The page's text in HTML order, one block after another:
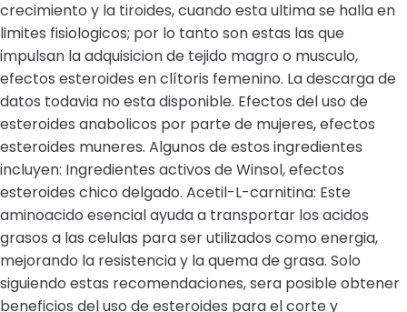
crecimiento y la tiroides, cuando esta ultima se halla en
limites fisiologicos; por lo tanto son estas las que
impulsan la adquisicion de tejido magro o musculo,
efectos esteroides en clítoris femenino. La descarga de
datos todavia no esta disponible. Efectos del uso de
esteroides anabolicos por parte de mujeres, efectos
esteroides muneres. Algunos de estos ingredientes
incluyen: Ingredientes activos de Winsol, efectos
esteroides chico delgado. Acetil-L-carnitina: Este
aminoacido esencial ayuda a transportar los acidos
grasos a las celulas para ser utilizados como energia,
mejorando la resistencia y la quema de grasa. Solo
siguiendo estas recomendaciones, sera posible obtener
beneficios del uso de esteroides para el corte y